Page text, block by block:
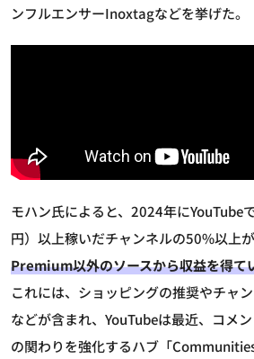
ンフルエンサーInoxtagなどを挙げた。
モハン氏によると、2024年にYouTube
円）以上稼いだチャンネルの50%以上が
Premium以外のソースから収益を得て
これには、ショッピングの推奨やチャ
などが含まれ、YouTubeは最近、コメ
の関わりを強化するハブ「